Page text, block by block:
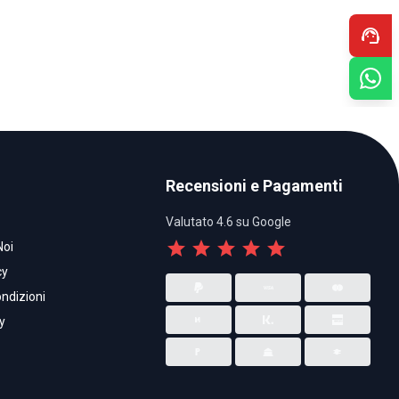
Recensioni e Pagamenti
Valutato 4.6 su Google
star star star star star
support_agent